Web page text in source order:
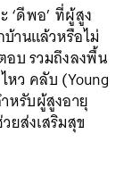
‘ดีพอ’ ที่ผู้สูง
านแล้วหรือไม่
บ รวมถึงลงพื้น
หว คลับ (Young
หรับผู้สูงอายุ
ยส่งเสริมสุข